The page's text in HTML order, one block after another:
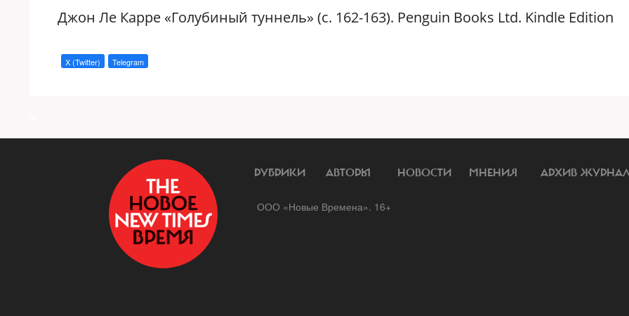
Джон Ле Карре «Голубиный туннель» (с. 162-163). Penguin Books Ltd. Kindle Edition
X (Twitter) Telegram
РУБРИКИ АВТОРЫ НОВОСТИ МНЕНИЯ АРХИВ
ООО «Новые Времена». 16+